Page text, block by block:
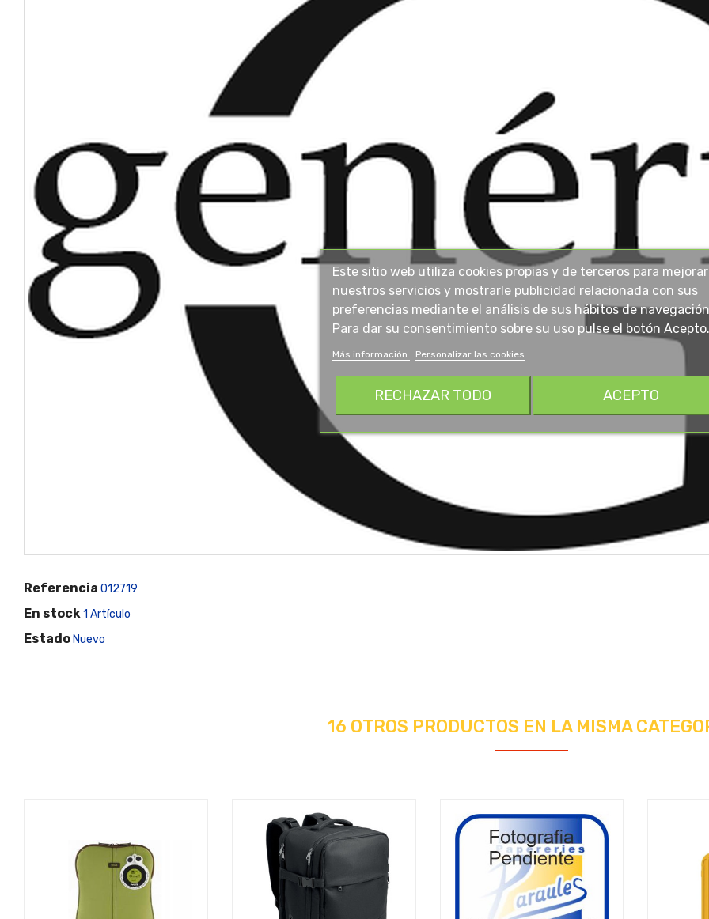
Referencia 012719
En stock 1 Artículo
Estado Nuevo
16 OTROS PRODUCTOS EN LA MISMA
Este sitio web utiliza cookies propias y de terceros para mejorar
nuestros servicios y mostrarle publicidad relacionada con sus
preferencias mediante el análisis de sus hábitos de
Para dar su consentimiento sobre su uso pulse el botón Acepto.
Más información Personalizar las cookies
RECHAZAR TODO ACEPTO